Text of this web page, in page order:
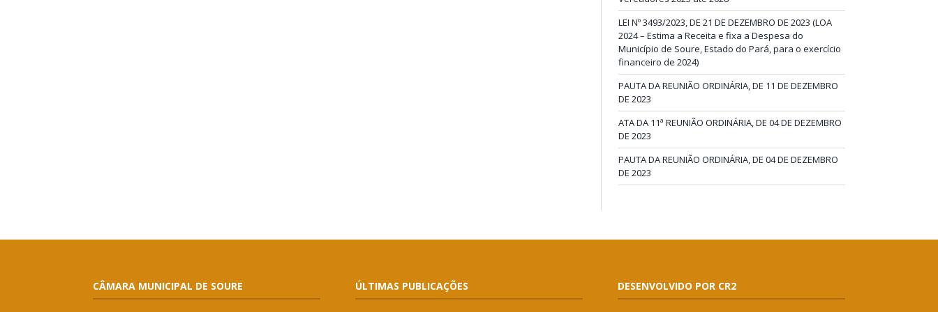
LEI Nº 3493/2023, DE 21 DE DEZEMBRO DE 2023 (LOA
2024 – Estima a Receita e fixa a Despesa do
Município de Soure, Estado do Pará, para o exercício
financeiro de 2024)
PAUTA DA REUNIÃO ORDINÁRIA, DE 11 DE DEZEMBRO
DE 2023
ATA DA 11ª REUNIÃO ORDINÁRIA, DE 04 DE DEZEMBRO
DE 2023
PAUTA DA REUNIÃO ORDINÁRIA, DE 04 DE DEZEMBRO
DE 2023
CÂMARA MUNICIPAL DE SOURE ÚLTIMAS PUBLICAÇÕES DESENVOLVIDO POR CR2